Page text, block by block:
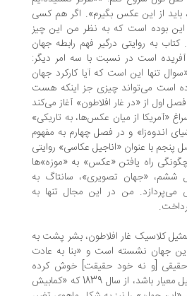
عکس بگیرم». اگر هم کسی
است که به نظر من این چیز
(ص 15). کتاب به روایتی درگیر فهم رابطه جهان
در نسبت با سه امر دیگر:
این است که آیا کارکرد جهان
چیزی جز اینکه هست
اول از «در غار افلاطون» آغاز می‌کند
از میان عکس‌ها، به تاریکی»
و در فصل چهارم به مفهوم
«اناجیل عکاسی» روایتی
یافتن «عکس» به «موزه»ها
تصویری»، سانتاگ به
من در این مجال تنها به
غار افلاطون، بشر پشت به
نشسته است و «بنا به عادت
[و نه خود حقیقت] خوش کرده
است». (ص 15) اگر این تمثیل معیار باشد، از سال 1839 که «کمابیش